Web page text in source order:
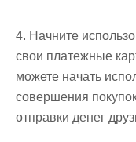
4. Начните
свои платежные
можете начать
совершения
отправки денег